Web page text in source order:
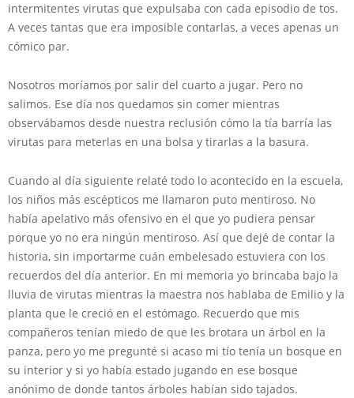
intermitentes virutas que expulsaba con cada episodio de tos.
A veces tantas que era imposible contarlas, a veces apenas un
cómico par.
Nosotros moríamos por salir del cuarto a jugar. Pero no
salimos. Ese día nos quedamos sin comer mientras
observábamos desde nuestra reclusión cómo la tía barría las
virutas para meterlas en una bolsa y tirarlas a la basura.
Cuando al día siguiente relaté todo lo acontecido en la escuela,
los niños más escépticos me llamaron puto mentiroso. No
había apelativo más ofensivo en el que yo pudiera pensar
porque yo no era ningún mentiroso. Así que dejé de contar la
historia, sin importarme cuán embelesado estuviera con los
recuerdos del día anterior. En mi memoria yo brincaba bajo la
lluvia de virutas mientras la maestra nos hablaba de Emilio y la
planta que le creció en el estómago. Recuerdo que mis
compañeros tenían miedo de que les brotara un árbol en la
panza, pero yo me pregunté si acaso mi tío tenía un bosque en
su interior y si yo había estado jugando en ese bosque
anónimo de donde tantos árboles habían sido tajados.